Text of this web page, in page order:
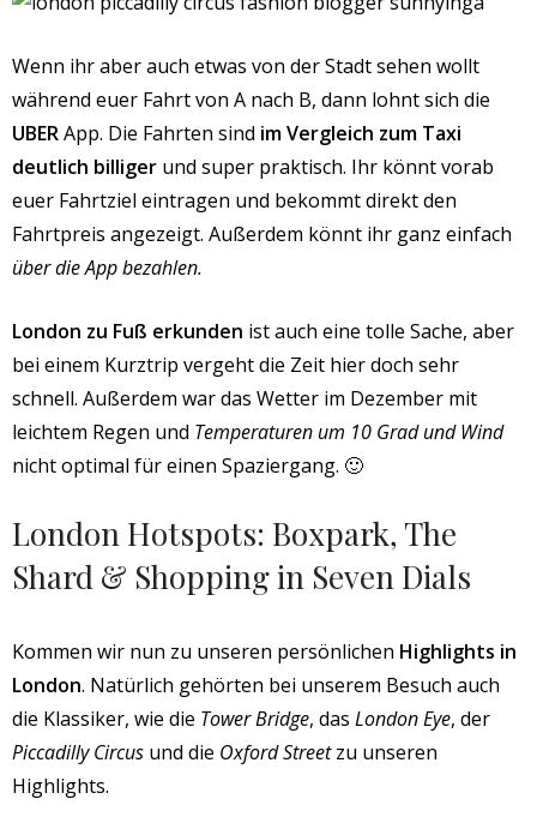
Wenn ihr aber auch etwas von der Stadt sehen wollt
während euer Fahrt von A nach B, dann lohnt sich die
UBERApp. Die Fahrten sind im Vergleich zum Taxi
deutlich billiger und super praktisch. Ihr könnt vorab
euer Fahrtziel eintragen und bekommt direkt den
Fahrtpreis angezeigt. Außerdem könnt ihr ganz einfach
über die App bezahlen.
London zu Fuß erkunden ist auch eine tolle Sache, aber
bei einem Kurztrip vergeht die Zeit hier doch sehr
schnell. Außerdem war das Wetter im Dezember mit
leichtem Regen und Temperaturen um 10 Grad und Wind
nicht optimal für einen Spaziergang. 🙂
London Hotspots: Boxpark, The
Shard & Shopping in Seven Dials
Kommen wir nun zu unseren persönlichen Highlights in
London. Natürlich gehörten bei unserem Besuch auch
die Klassiker, wie die Tower Bridge, das London Eye, der
Piccadilly Circus und die Oxford Streetzu unseren
Highlights.